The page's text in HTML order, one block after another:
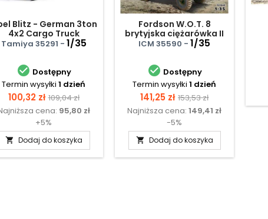
Blitz - German 3ton
4x2 Cargo Truck
Tamiya 35291 - 1/35
 Dostępny
Termin wysyłki 1 dzień
Cena
100,32 zł Cena
podstawowa
109,04 zł
cena: 95,80 zł
+5%
 Dodaj do koszyka
Fordson W.O.T. 8
brytyjska ciężarówka II
W.Ś.
ICM 35590 - 1/35
 Dostępny
Termin wysyłki 1 dzień
Cena
141,25 zł Cena
podstawowa
153,53 zł
Najniższa cena: 149,41 zł
-5%
 Dodaj do koszyka